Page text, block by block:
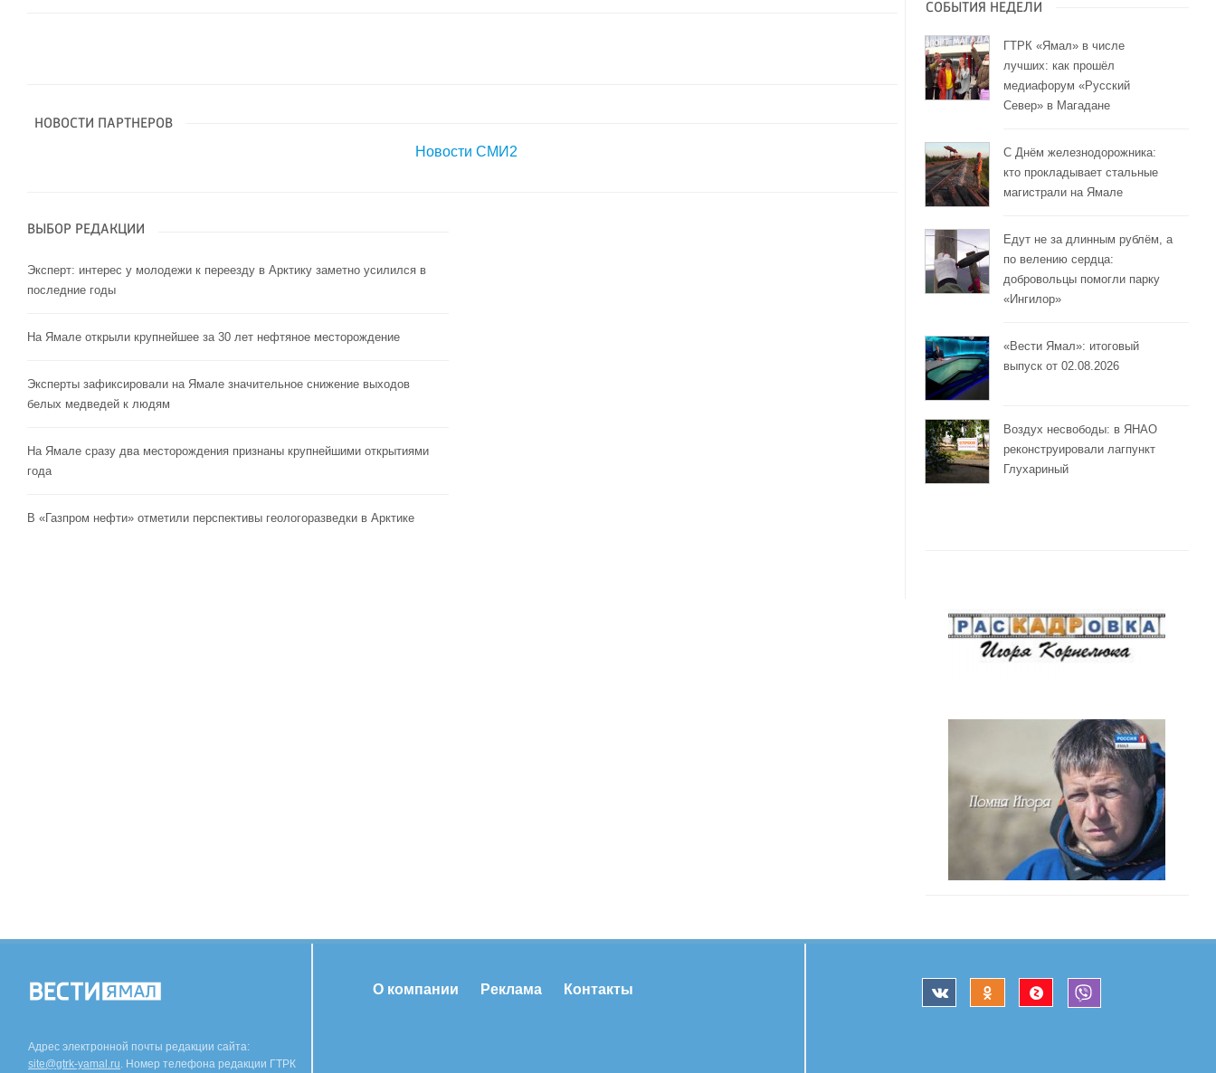
НОВОСТИ ПАРТНЕРОВ
Новости СМИ2
ВЫБОР РЕДАКЦИИ
Эксперт: интерес у молодежи к переезду в Арктику заметно усилился в
последние годы
На Ямале открыли крупнейшее за 30 лет нефтяное месторождение
Эксперты зафиксировали на Ямале значительное снижение выходов
белых медведей к людям
На Ямале сразу два месторождения признаны крупнейшими открытиями
года
В «Газпром нефти» отметили перспективы геологоразведки в Арктике
СОБЫТИЯ НЕДЕЛИ
ГТРК «Ямал» в числе
лучших: как прошёл
медиафорум «Русский
Север» в Магадане
С Днём железнодорожника:
кто прокладывает стальные
магистрали на Ямале
Едут не за длинным рублём, а
по велению сердца:
добровольцы помогли парку
«Ингилор»
«Вести Ямал»: итоговый
выпуск от 02.08.2026
Воздух несвободы: в ЯНАО
реконструировали лагпункт
Глухариный
Адрес электронной почты редакции сайта:
site@gtrk-yamal.ru. Номер телефона редакции ГТРК
О компании Реклама Контакты